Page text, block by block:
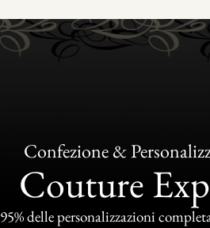
Confezione &
Couture
95% delle personalizzazioni